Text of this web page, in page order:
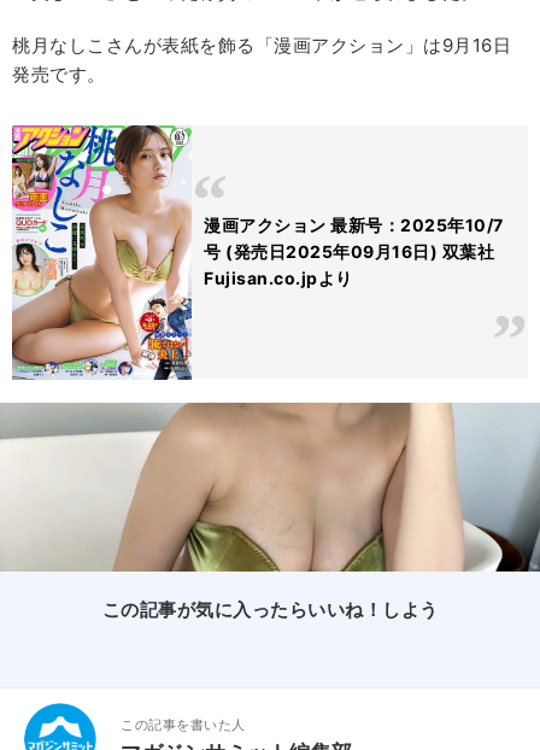
桃月なしこさんが表紙を飾る「漫画アクション」は9月16日
発売です。
漫画アクション 最新号：2025年10/7
号 (発売日2025年09月16日) 双葉社
Fujisan.co.jpより
この記事が気に入ったらいいね！しよう
この記事を書いた人